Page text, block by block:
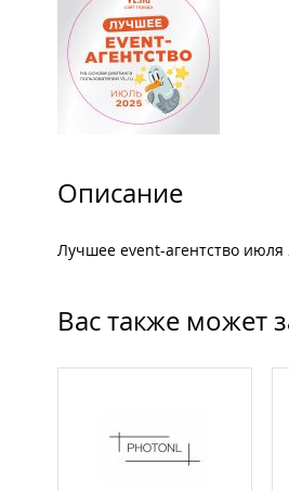
Описание
Лучшее event-агентство
Вас также может